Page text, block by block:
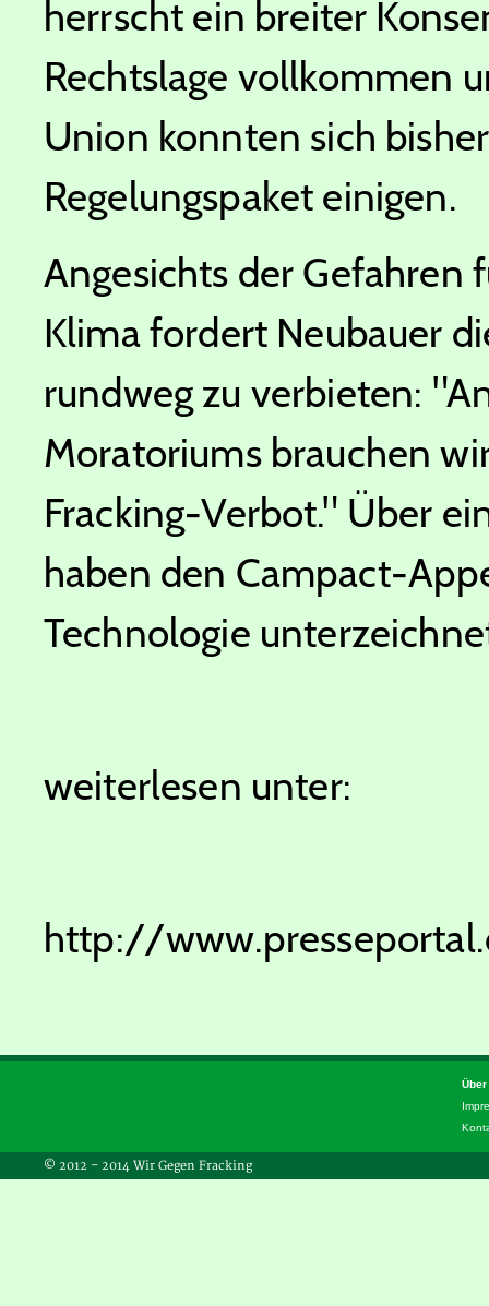
herrscht ein breiter
Rechtslage vollkommen
Union konnten sich
Regelungspaket einigen.
Angesichts der Gefahren
Klima fordert Neubauer
rundweg zu verbieten:
Moratoriums brauchen
Fracking-Verbot." Über
haben den Campact-
Technologie
weiterlesen unter:
http://
Über
© 2012 – 2014 Wir Gegen Fracking